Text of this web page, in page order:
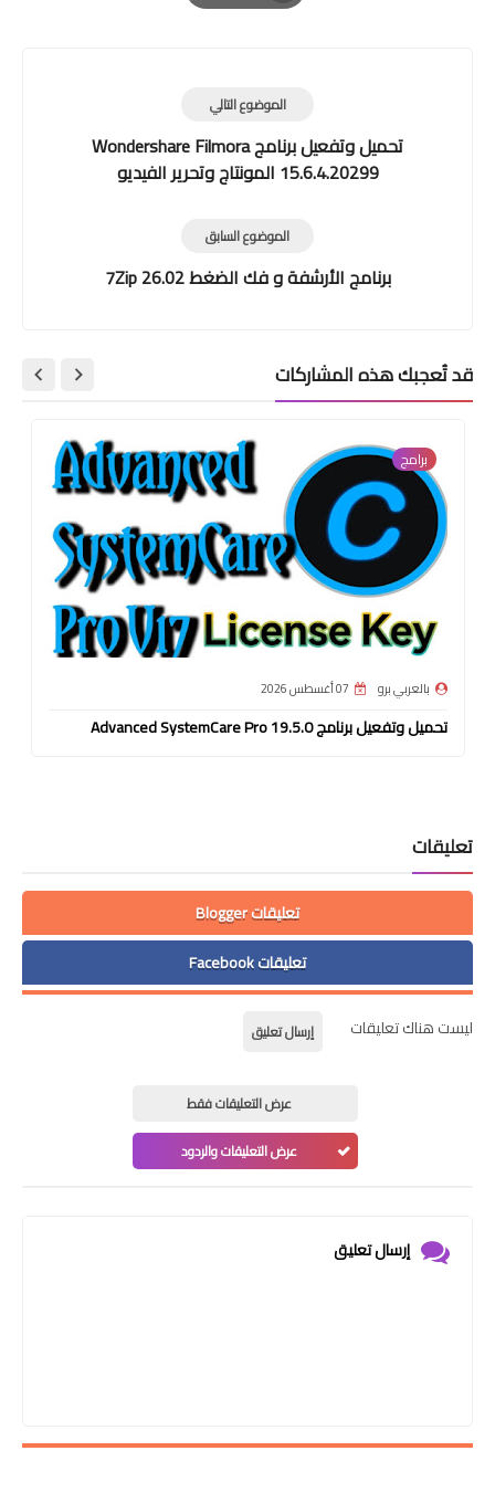
Print
الموضوع التالي
تحميل وتفعيل برنامج Wondershare Filmora
15.6.4.20299 المونتاج وتحرير الفيديو
الموضوع السابق
برنامج الأرشفة و فك الضغط 7Zip 26.02
قد تُعجبك هذه المشاركات
برامج
بالعربي برو 07 أغسطس 2026
تحميل وتفعيل برنامج Advanced SystemCare Pro 19.5.0
تعليقات
تعليقات Blogger
تعليقات Facebook
ليست هناك تعليقات إرسال تعليق
عرض التعليقات فقط
عرض التعليقات والردود
إرسال تعليق